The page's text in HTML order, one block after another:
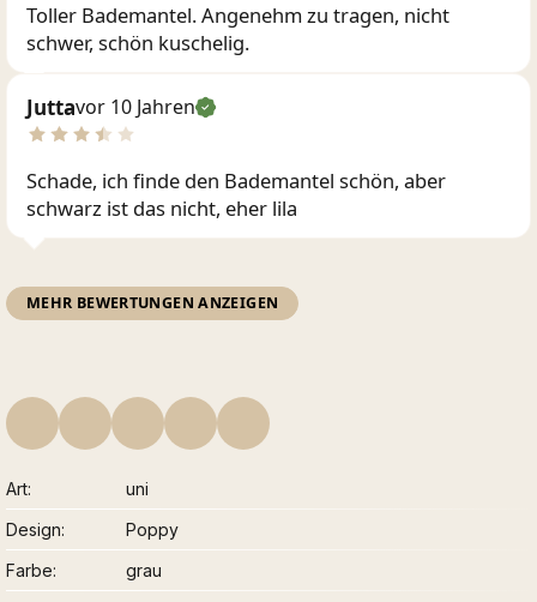
Toller Bademantel. Angenehm zu tragen, nicht
schwer, schön kuschelig.
Juttavor 10 Jahren
Schade, ich finde den Bademantel schön, aber
schwarz ist das nicht, eher lila
MEHR BEWERTUNGEN ANZEIGEN
Art
uni
Design
Poppy
Farbe
grau